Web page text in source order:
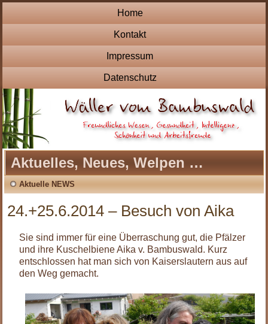
Home
Kontakt
Impressum
Datenschutz
Aktuelles, Neues, Welpen …
Aktuelle NEWS
24.+25.6.2014 – Besuch von Aika
Sie sind immer für eine Überraschung gut, die Pfälzer
und ihre Kuschelbiene Aika v. Bambuswald. Kurz
entschlossen hat man sich von Kaiserslautern aus auf
den Weg gemacht.